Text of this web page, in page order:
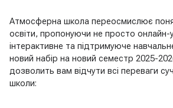
Атмосферна школа переосмислює
освіти, пропонуючи не просто онлайн-
інтерактивне та підтримуюче
новий набір на новий семестр 2025-
дозволить вам відчути всі переваги
школи: